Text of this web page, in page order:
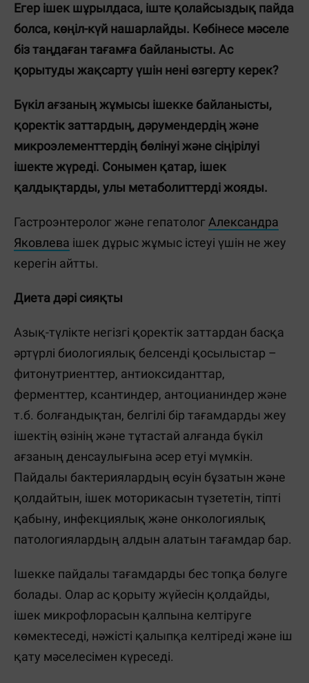
Егер ішек шұрылдаса, іште қолайсыздық пайда
болса, көңіл-күй нашарлайды. Көбінесе мәселе
біз таңдаған тағамға байланысты. Ас
қорытуды жақсарту үшін нені өзгерту керек?
Бүкіл ағзаның жұмысы ішекке байланысты,
қоректік заттардың, дәрумендердің және
микроэлементтердің бөлінуі және сіңірілуі
ішекте жүреді. Сонымен қатар, ішек
қалдықтарды, улы метаболиттерді жояды.
Гастроэнтеролог және гепатолог Александра
Яковлева ішек дұрыс жұмыс істеуі үшін не жеу
керегін айтты.
Диета дәрі сияқты
Азық-түлікте негізгі қоректік заттардан басқа
әртүрлі биологиялық белсенді қосылыстар –
фитонутриенттер, антиоксиданттар,
ферменттер, ксантиндер, антоцианиндер және
т.б. болғандықтан, белгілі бір тағамдарды жеу
ішектің өзінің және тұтастай алғанда бүкіл
ағзаның денсаулығына әсер етуі мүмкін.
Пайдалы бактериялардың өсуін бұзатын және
қолдайтын, ішек моторикасын түзететін, тіпті
қабыну, инфекциялық және онкологиялық
патологиялардың алдын алатын тағамдар бар.
Ішекке пайдалы тағамдарды бес топқа бөлуге
болады. Олар ас қорыту жүйесін қолдайды,
ішек микрофлорасын қалпына келтіруге
көмектеседі, нәжісті қалыпқа келтіреді және іш
қату мәселесімен күреседі.